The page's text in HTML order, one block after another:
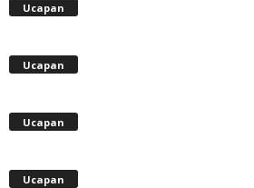
Ucapan
Ucapan
Ucapan
Ucapan